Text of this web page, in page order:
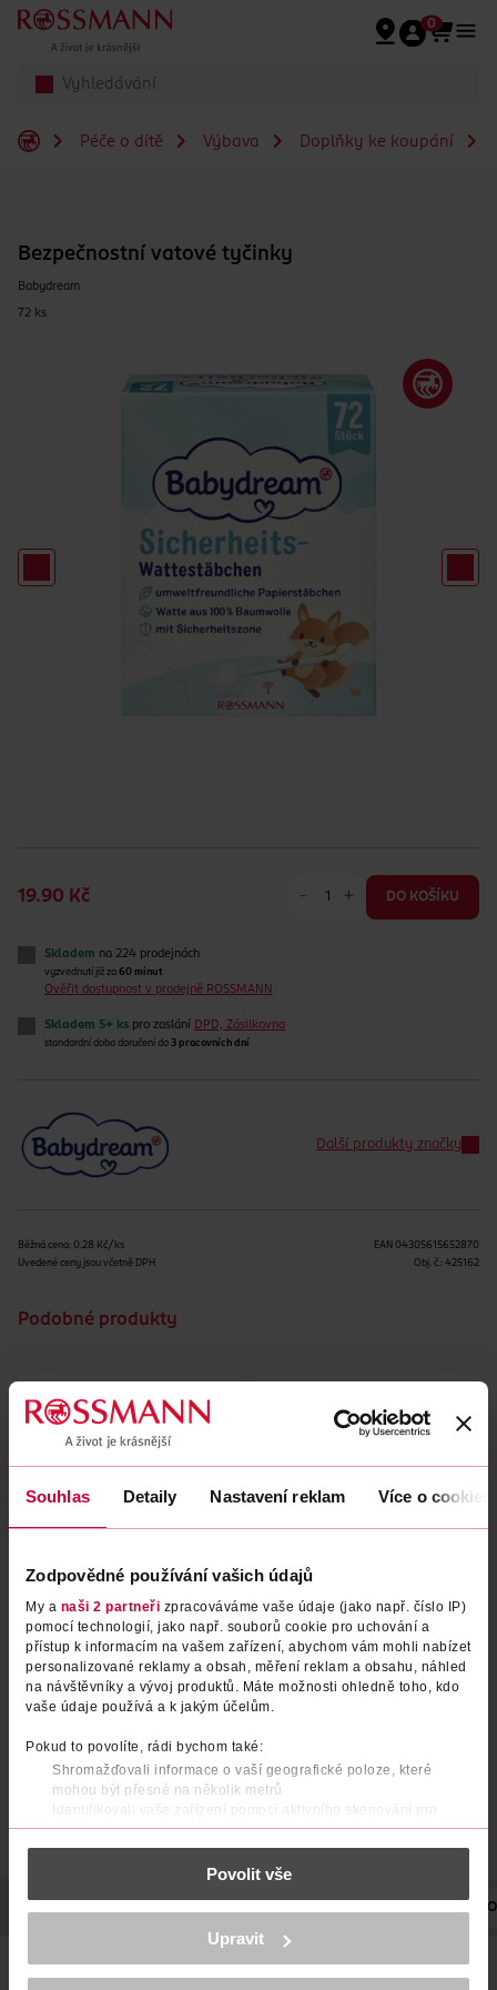
Souhlas Detaily Nastavení reklam Více o cookies
Zodpovědné používání vašich údajů
My a naši 2 partneři zpracováváme vaše údaje (jako např. číslo IP)
pomocí technologií, jako např. souborů cookie pro uchování a
přístup k informacím na vašem zařízení, abychom vám mohli nabízet
personalizované reklamy a obsah, měření reklam a obsahu, náhled
na návštěvníky a vývoj produktů. Máte možnosti ohledně toho, kdo
vaše údaje používá a k jakým účelům.
Pokud to povolíte, rádi bychom také:
Shromažďovali informace o vaší geografické poloze, které
mohou být přesné na několik metrů
Identifikovali vaše zařízení pomocí aktivního skenování pro
konkrétní charakteristiky (otisk prstu)
Zjistěte více o tom, jak zpracováváme vaše osobní údaje, a nastavte
části s podrobnostmi . Svůj souhlas můžete kdykoliv
K provozu stránek, personalizaci obsahu a reklam, funkcí sociálních
médií, analýze návštěvnosti, které mohou nést osobní údaje.
Více najdete vprohlášení o ochraně osobních údajů.
Povolit vše
Upravit
Přeskočit na hlavmní obsah
0
Péče o dítě Výbava Doplňky ke koupání
Bezpečnostní vatové tyčinky
Babydream
72 ks
19.90 Kč - + DO KOŠÍKU
Skladem na 224 prodejnách
vyzvednutí již za 60 minut
Ověřit dostupnost v prodejně ROSSMANN
Skladem 5+ ks pro zaslání DPD, Zásilkovna
standardní doba doručení do 3 pracovních dní
Další produkty značky
Běžná cena: 0.28 Kč/ks
Uvedené ceny jsou včetně DPH
EAN 04305615652870
Obj. č.: 425162
Podobné produkty
Vatové tyčinky
ISANA 200 ks
29.90 Kč
DO KOŠÍKU
Obj. č.: 1267754
Vatové tyčinky
Bel 160 ks
Obj. č.: 988612
Vatové papírové tyčinky ze 100% bavlny a certifikovaného
FSC papíru v uzavíratelné dekorativní krabičce. Díky svému